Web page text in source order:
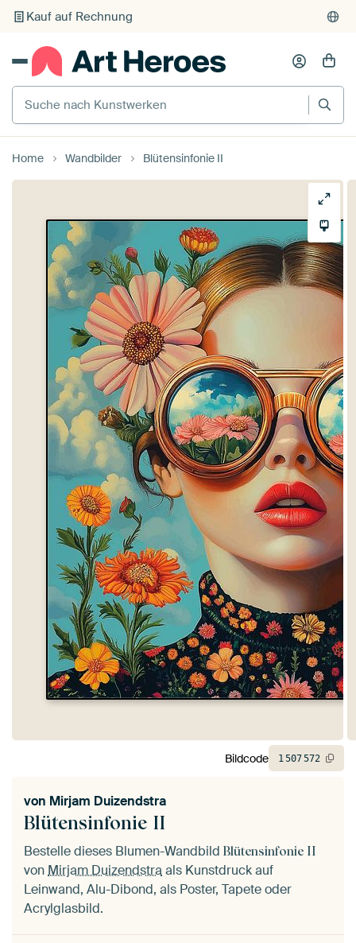
Individueller Druck auf Bestellung
Suche nach Kunstwerken
Home Wandbilder Blütensinfonie II
Blütensinfonie II
von Mirjam Duizendstra
Bestelle dieses Blumen-Wandbild Blütensinfonie II
vonMirjam Duizendstraals Kunstdruck auf
Leinwand, Alu-Dibond, als Poster, Tapete oder
Acrylglasbild.
Bildcode 1507572